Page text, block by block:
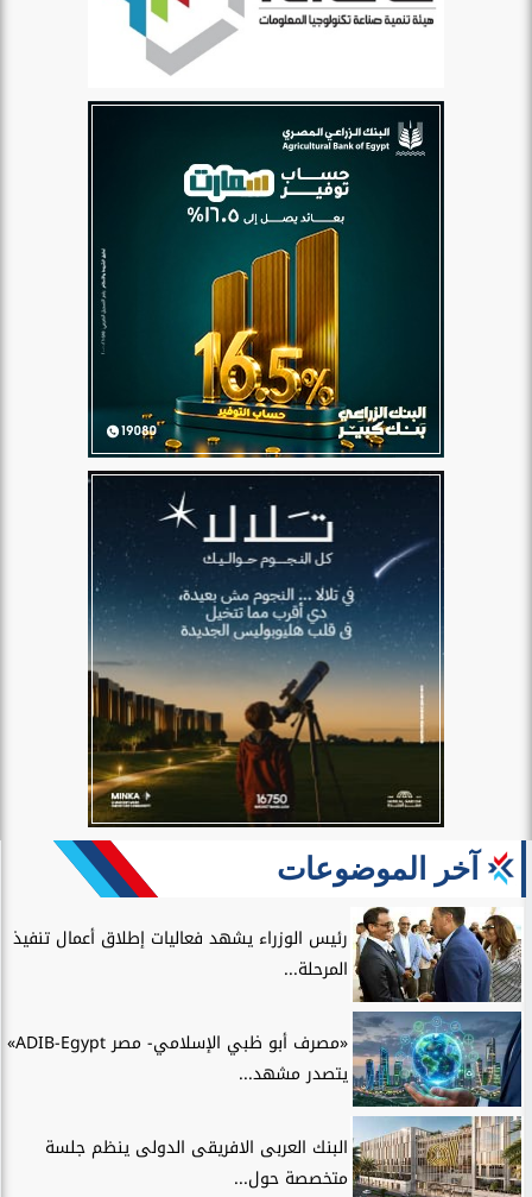
آخر الموضوعات
رئيس الوزراء يشهد فعاليات إطلاق أعمال تنفيذ
المرحلة...
«مصرف أبو ظبي الإسلامي- مصر ADIB-Egypt»
يتصدر مشهد...
البنك العربى الافريقى الدولى ينظم جلسة
متخصصة حول...